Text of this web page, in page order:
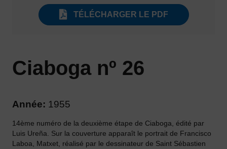
TÉLÉCHARGER LE PDF
Ciaboga nº 26
Année: 1955
14ème numéro de la deuxième étape de Ciaboga, édité par
Luis Ureña. Sur la couverture apparaît le portrait de Francisco
Laboa, Matxet, réalisé par le dessinateur de Saint Sébastien